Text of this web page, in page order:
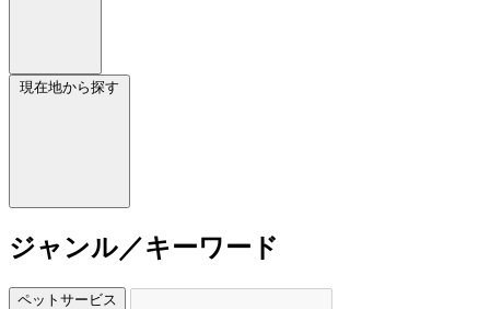
現在地から探す
ジャンル／キーワード
ペットサービス